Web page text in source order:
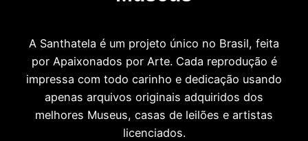
A Santhatela é um projeto único no Brasil, feita
por Apaixonados por Arte. Cada reprodução é
impressa com todo carinho e dedicação usando
apenas arquivos originais adquiridos dos
melhores Museus, casas de leilões e artistas
licenciados.